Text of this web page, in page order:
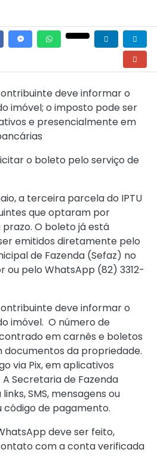
deve informar o
imóvel; o imposto pode ser
e presencialmente em
o boleto pelo serviço de
a terceira parcela do IPTU
que optaram por
O boleto já está
emitidos diretamente pelo
de Fazenda (Sefaz) no
ou pelo WhatsApp (82) 3312-
deve informar o
imóvel. O número de
em carnês e boletos
documentos da propriedade.
via Pix, em aplicativos
Secretaria de Fazenda
SMS, mensagens ou
código de pagamento.
deve ser feito,
com a conta verificada